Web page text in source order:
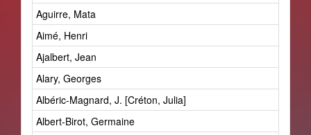
Aguirre, Mata
Aimé, Henri
Ajalbert, Jean
Alary, Georges
Albéric-Magnard, J. [Créton, Julia]
Albert-Birot, Germaine